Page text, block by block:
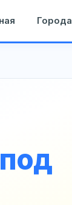
Города